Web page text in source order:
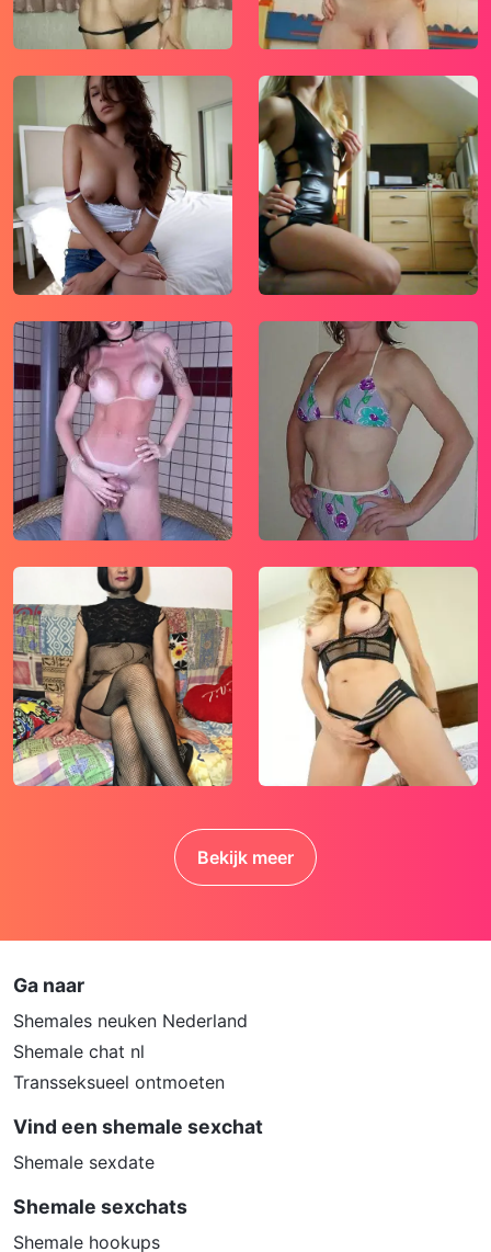
gebruikt functionele, analytische cookies,
social media cookies en vergelijkbare
technieken, zoals Google Webmaster Tools,
Google Analytics, Alexa Certify, Yandex,
Hotjar, Histats en Statcounter die
automatisch gegevens kunnen verzamelen
wanneer je de website bezoekt. De gegevens
verkregen uit de cookies, worden gedeeld
met derden die de programmatuur daarvoor
beschikbaar stellen teneinde het voor
mogelijk te maken.
Wees voorzichtig bij het praten met
vreemden via deze website. Je weet immers
nooit of ze goede of verkeerde bedoelingen
hebben. Gebruik dan ook nooit jouw
achternaam, e-mailadres, huis- of werkadres,
telefoonnummer of andere naar jou
herleidbare gegevens op deze website.
Zet iemand jou onder druk op deze website,
gegevens te verstrekken? Stop dan meteen
met het communiceren met deze persoon.
Let er ook op dat mensen in staat zijn op een
listige manier dergelijke gegevens van je te
verkrijgen. Communiceer daarom altijd
oplettend en voorzichtig via deze website.
Voorkom dat jouw minderjarige kinderen met
erotische of anderszins voor minderjarigen
komen. Daarvoor enkele tips:
Installeer programma’s voor ouderlijk
zodanig dat toegang tot specifieke
geblokkeerd. Vaak blokkeren deze
programma’s standaard al een groot
aantal websites waarvan algemeen
verondersteld wordt dat deze ongeschikt
zijn voor minderjarigen. Door middel van
updates kunnen daar steeds nieuwe
websites aan worden toegevoegd.
Bekijk meer
Ga naar
Shemales neuken Nederland
Shemale chat nl
Transseksueel ontmoeten
Vind een shemale sexchat
Shemale sexdate
Shemale sexchats
Shemale hookups